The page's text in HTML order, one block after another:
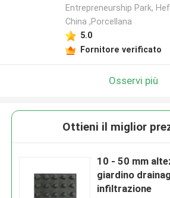
Entrepreneurship Park,
China ,Porcellana
5.0
Fornitore verificato
Osservi più
Ottieni il miglior
10 - 50 mm
giardino
infiltrazione